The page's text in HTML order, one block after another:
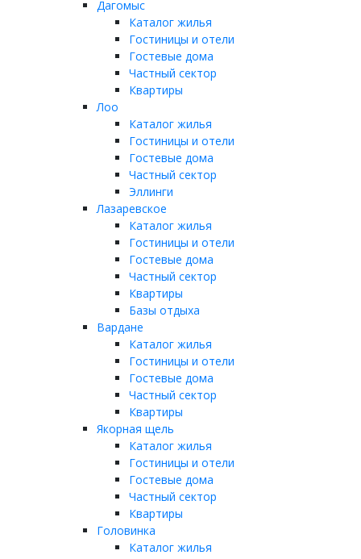
Дагомыс
Каталог жилья
Гостиницы и отели
Гостевые дома
Частный сектор
Квартиры
Лоо
Каталог жилья
Гостиницы и отели
Гостевые дома
Частный сектор
Эллинги
Лазаревское
Каталог жилья
Гостиницы и отели
Гостевые дома
Частный сектор
Квартиры
Базы отдыха
Вардане
Каталог жилья
Гостиницы и отели
Гостевые дома
Частный сектор
Квартиры
Якорная щель
Каталог жилья
Гостиницы и отели
Гостевые дома
Частный сектор
Квартиры
Головинка
Каталог жилья